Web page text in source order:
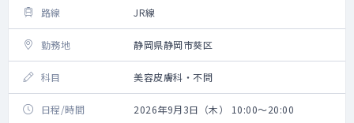
路線 JR線
勤務地 静岡県静岡市葵区
科目 美容皮膚科・不問
日程/時間 2026年9月3日（木） 10:00～20:00